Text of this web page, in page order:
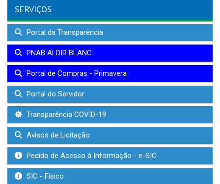
SERVIÇOS
Portal da Transparência
PNAB ALDIR BLANC
Portal de Compras - Primavera
Portal do Servidor
Transparência COVID-19
Avisos de Licitação
Pedido de Acesso à Informação - e-SIC
SIC - Físico